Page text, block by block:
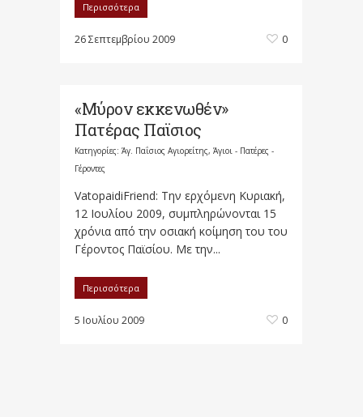
Περισσότερα
26 Σεπτεμβρίου 2009 0
«Μύρον εκκενωθέν»
Πατέρας Παϊσιος
Κατηγορίες: Άγ. Παΐσιος Αγιορείτης, Άγιοι - Πατέρες -
Γέροντες
VatopaidiFriend: Την ερχόμενη Κυριακή,
12 Ιουλίου 2009, συμπληρώνονται 15
χρόνια από την οσιακή κοίμηση του του
Γέροντος Παϊσίου. Με την...
Περισσότερα
5 Ιουλίου 2009 0